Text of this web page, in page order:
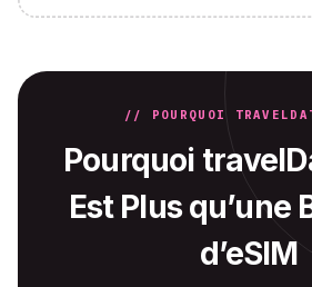
// POURQUOI
Pourquoi
Est Plus qu’une
d’eSIM